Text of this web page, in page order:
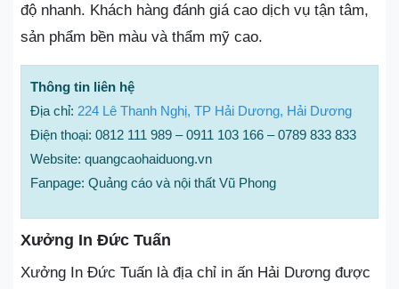
độ nhanh. Khách hàng đánh giá cao dịch vụ tận tâm,
sản phẩm bền màu và thẩm mỹ cao.
Thông tin liên hệ
Địa chỉ: 224 Lê Thanh Nghị, TP Hải Dương, Hải Dương
Điện thoại: 0812 111 989 – 0911 103 166 – 0789 833 833
Website: quangcaohaiduong.vn
Fanpage: Quảng cáo và nội thất Vũ Phong
Xưởng In Đức Tuấn
Xưởng In Đức Tuấn là địa chỉ in ấn Hải Dương được